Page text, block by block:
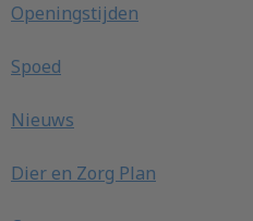
Openingstijden
Spoed
Nieuws
Dier en Zorg Plan